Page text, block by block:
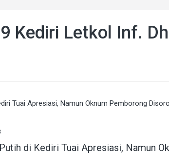
Kediri Letkol Inf.
di Kediri Tuai Apresiasi, Namun